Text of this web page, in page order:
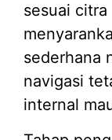
sesuai citra
sederhana
navigasi
internal